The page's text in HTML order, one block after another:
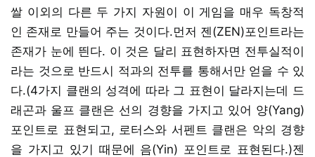
쌀 이외의 다른 두 가지 자원이 이 게임을 매우 독창적
인 존재로 만들어 주는 것이다.먼저 젠(ZEN)포인트라는
존재가 눈에 띈다. 이 것은 달리 표현하자면 전투실적이
라는 것으로 반드시 적과의 전투를 통해서만 얻을 수 있
다.(4가지 클랜의 성격에 따라 그 표현이 달라지는데 드
래곤과 울프 클랜은 선의 경향을 가지고 있어 양(Yang)
포인트로 표현되고, 로터스와 서펜트 클랜은 악의 경향
을 가지고 있기 때문에 음(Yin) 포인트로 표현된다.)젠